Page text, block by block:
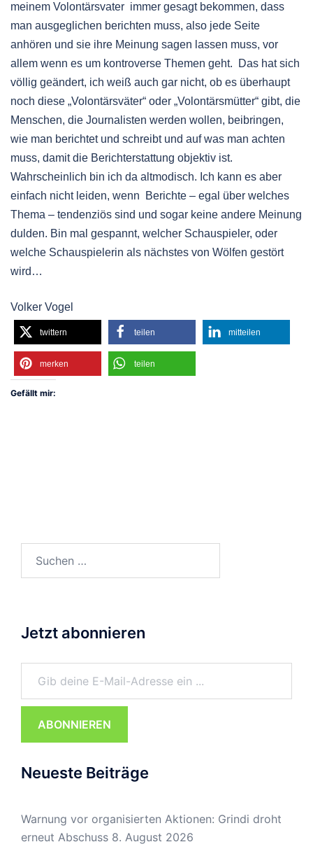
meinem Volontärsvater immer gesagt bekommen, dass
man ausgeglichen berichten muss, also jede Seite
anhören und sie ihre Meinung sagen lassen muss, vor
allem wenn es um kontroverse Themen geht. Das hat sich
völlig geändert, ich weiß auch gar nicht, ob es überhaupt
noch diese „Volontärsväter“ oder „Volontärsmütter“ gibt, die
Menschen, die Journalisten werden wollen, beibringen,
wie man berichtet und schreibt und auf was man achten
muss, damit die Berichterstattung objektiv ist.
Wahrscheinlich bin ich da altmodisch. Ich kann es aber
einfach nicht leiden, wenn Berichte – egal über welches
Thema – tendenziös sind und sogar keine andere Meinung
dulden. Bin mal gespannt, welcher Schauspieler, oder
welche Schauspielerin als nächstes von Wölfen gestört
wird…
Volker Vogel
twittern teilen mitteilen
merken teilen
Gefällt mir:
nach:
Jetzt abonnieren
Gib deine E-Mail-Adresse ein ...
ABONNIEREN
Neueste Beiträge
Warnung vor organisierten Aktionen: Grindi droht
erneut Abschuss 8. August 2026